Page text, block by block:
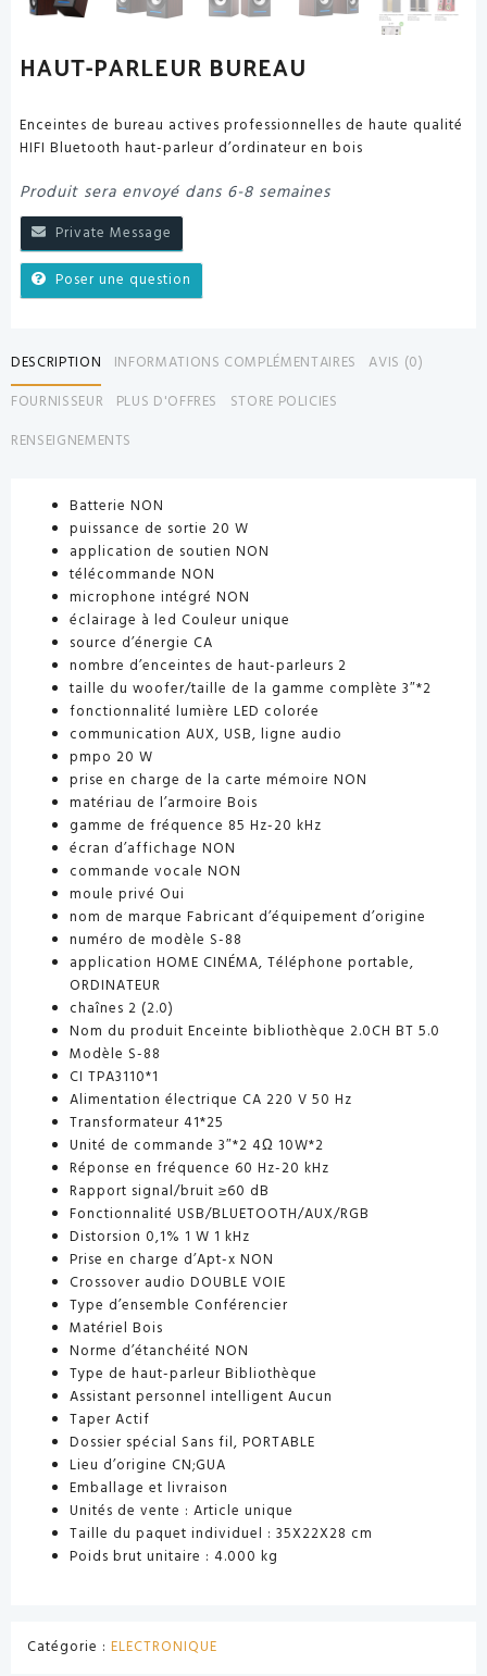
HAUT-PARLEUR BUREAU
Enceintes de bureau actives professionnelles de haute qualité
HIFI Bluetooth haut-parleur d’ordinateur en bois
Produit sera envoyé dans 6-8 semaines
Private Message
Poser une question
DESCRIPTION INFORMATIONS COMPLÉMENTAIRES
AVIS (0)
FOURNISSEUR
PLUS D'OFFRES
STORE POLICIES
RENSEIGNEMENTS
Batterie NON
puissance de sortie 20 W
application de soutien NON
télécommande NON
microphone intégré NON
éclairage à led Couleur unique
source d’énergie CA
nombre d’enceintes de haut-parleurs 2
taille du woofer/taille de la gamme complète 3″*2
fonctionnalité lumière LED colorée
communication AUX, USB, ligne audio
pmpo 20 W
prise en charge de la carte mémoire NON
matériau de l’armoire Bois
gamme de fréquence 85 Hz-20 kHz
écran d’affichage NON
commande vocale NON
moule privé Oui
nom de marque Fabricant d’équipement d’origine
numéro de modèle S-88
application HOME CINÉMA, Téléphone portable,
ORDINATEUR
chaînes 2 (2.0)
Nom du produit Enceinte bibliothèque 2.0CH BT 5.0
Modèle S-88
CI TPA3110*1
Alimentation électrique CA 220 V 50 Hz
Transformateur 41*25
Unité de commande 3″*2 4Ω 10W*2
Réponse en fréquence 60 Hz-20 kHz
Rapport signal/bruit ≥60 dB
Fonctionnalité USB/BLUETOOTH/AUX/RGB
Distorsion 0,1% 1 W 1 kHz
Prise en charge d’Apt-x NON
Crossover audio DOUBLE VOIE
Type d’ensemble Conférencier
Matériel Bois
Norme d’étanchéité NON
Type de haut-parleur Bibliothèque
Assistant personnel intelligent Aucun
Taper Actif
Dossier spécial Sans fil, PORTABLE
Lieu d’origine CN;GUA
Emballage et livraison
Unités de vente : Article unique
Taille du paquet individuel : 35X22X28 cm
Poids brut unitaire : 4.000 kg
Catégorie : ELECTRONIQUE